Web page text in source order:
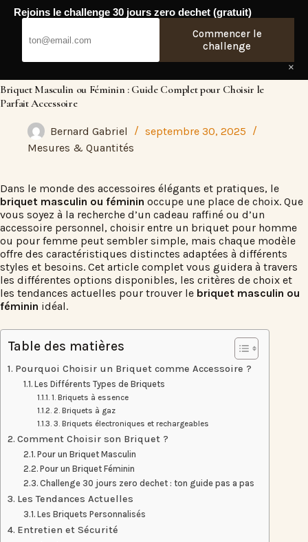
Passer
Briquet Masculin ou Féminin : Guide Complet pour Choisir le
Parfait Accessoire
Bernard Gabriel
septembre 30, 2025
Mesures & Quantités
Dans le monde des accessoires élégants et pratiques, le
briquet masculin ou féminin occupe une place de choix. Que
vous soyez à la recherche d’un cadeau raffiné ou d’un
accessoire personnel, choisir entre un briquet pour homme
ou pour femme peut sembler simple, mais chaque modèle
offre des caractéristiques distinctes adaptées à différents
styles et besoins. Cet article complet vous guidera à travers
les différentes options disponibles, les critères de choix et
les tendances actuelles pour trouver le briquet masculin ou
féminin idéal.
Table des matières
Pourquoi Choisir un Briquet comme Accessoire ?
Les Différents Types de Briquets
1. Briquets à essence
2. Briquets à gaz
3. Briquets électroniques et rechargeables
Comment Choisir son Briquet ?
Pour un Briquet Masculin
Pour un Briquet Féminin
Challenge 30 jours zero dechet : ton guide pas a pas
Les Tendances Actuelles
Les Briquets Personnalisés
Entretien et Sécurité
Rejoins le challenge 30 jours zero dechet (gratuit)
Commencer le
challenge
×